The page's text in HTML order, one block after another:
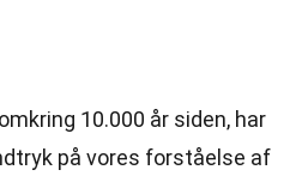
10.000 år siden, har
på vores forståelse af